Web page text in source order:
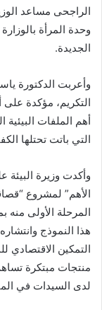
الراجحى مساعد
وحدة المرأة
الجديدة.
وأعربت الدكتورة
التكريم، مؤكدة على
أهم الملفات
التي باتت تحتلها
وأكدت وزيرة البيئة
الأهم” لمشروع
المرحلة الأولى منه
هذا النموذج
التمكين الاقتصادي
منتجات مبتكرة
لدى السيدات في